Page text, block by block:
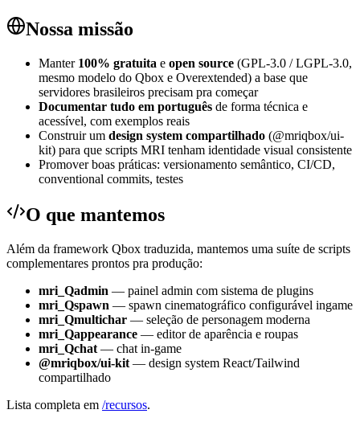
Nossa missão
Manter 100% gratuita e open source (GPL-3.0 / LGPL-3.0,
mesmo modelo do Qbox e Overextended) a base que
servidores brasileiros precisam pra começar
Documentar tudo em português de forma técnica e
acessível, com exemplos reais
Construir um design system compartilhado (@mriqbox/ui-
kit) para que scripts MRI tenham identidade visual consistente
Promover boas práticas: versionamento semântico, CI/CD,
conventional commits, testes
O que mantemos
Além da framework Qbox traduzida, mantemos uma suíte de scripts
complementares prontos pra produção:
mri_Qadmin — painel admin com sistema de plugins
mri_Qspawn — spawn cinematográfico configurável ingame
mri_Qmultichar — seleção de personagem moderna
mri_Qappearance — editor de aparência e roupas
mri_Qchat — chat in-game
@mriqbox/ui-kit — design system React/Tailwind
compartilhado
Lista completa em /recursos.